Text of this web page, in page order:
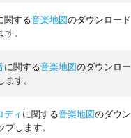
関する音楽地図のダウンロード
。
に関する音楽地図のダウンロー
ます。
ディに関する音楽地図のダウン
プします。